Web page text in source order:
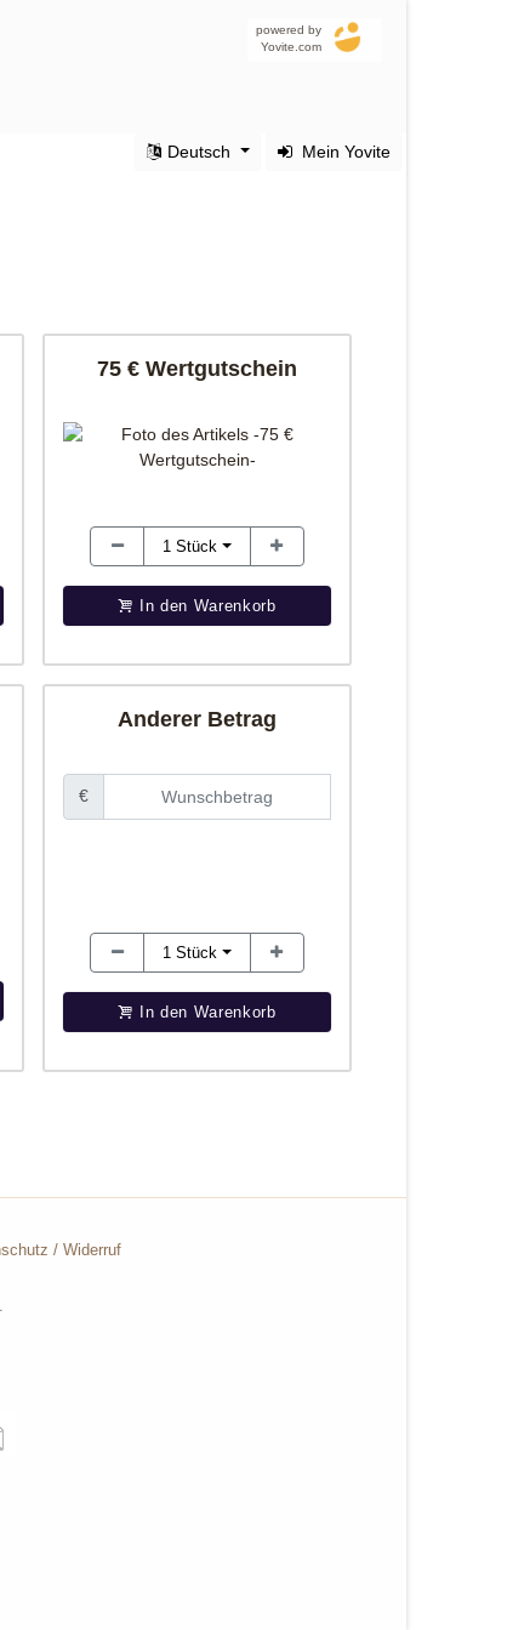
powered by
Yovite.com
Mein Yovite
Deutsch
75 € Wertgutschein
1Stück
In den Warenkorb
Anderer Betrag
€
1Stück
In den Warenkorb
/Widerruf